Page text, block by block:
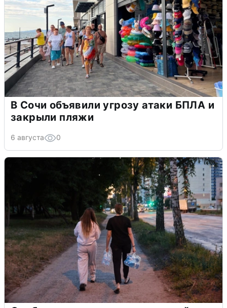
В Сочи объявили угрозу атаки БПЛА и
закрыли пляжи
6 августа 0